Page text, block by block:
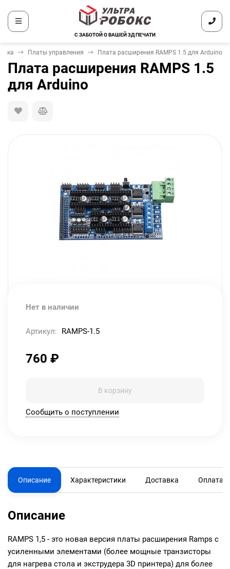
С ЗАБОТОЙ О ВАШЕЙ 3Д ПЕЧАТИ
Платы управления Плата расширения RAMPS 1.5 для Arduino
Плата расширения RAMPS 1.5
для Arduino
Нет в наличии
Артикул: RAMPS-1.5
760 ₽
В корзину
Сообщить о поступлении
Описание Характеристики Доставка Оплата
Описание
RAMPS 1,5 - это новая версия платы расширения Ramps с
усиленными элементами (более мощные транзисторы
для нагрева стола и экструдера 3D принтера) для более